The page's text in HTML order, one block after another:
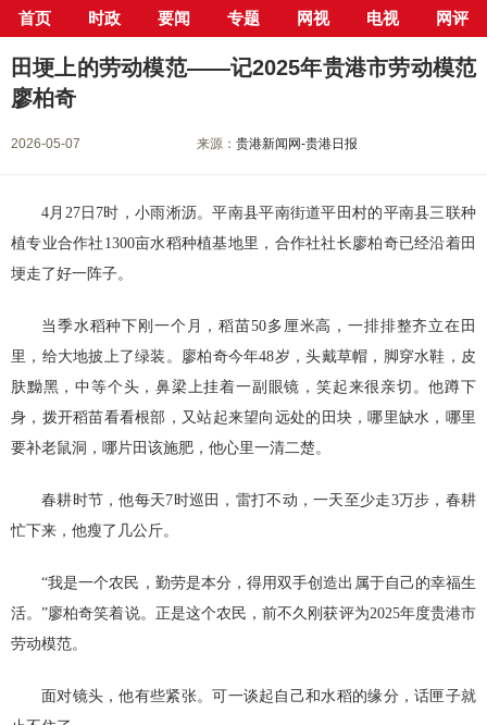
首页 时政 要闻 专题 网视 电视 网评
当前位置： 首页> 新闻中心> 要闻> 正文
田埂上的劳动模范——记2025年贵港市劳动模范
廖柏奇
2026-05-07 来源：贵港新闻网-贵港日报
4月27日7时，小雨淅沥。平南县平南街道平田村的平南县三联种
植专业合作社1300亩水稻种植基地里，合作社社长廖柏奇已经沿着田
埂走了好一阵子。
当季水稻种下刚一个月，稻苗50多厘米高，一排排整齐立在田
里，给大地披上了绿装。廖柏奇今年48岁，头戴草帽，脚穿水鞋，皮
肤黝黑，中等个头，鼻梁上挂着一副眼镜，笑起来很亲切。他蹲下
身，拨开稻苗看看根部，又站起来望向远处的田块，哪里缺水，哪里
要补老鼠洞，哪片田该施肥，他心里一清二楚。
春耕时节，他每天7时巡田，雷打不动，一天至少走3万步，春耕
忙下来，他瘦了几公斤。
“我是一个农民，勤劳是本分，得用双手创造出属于自己的幸福生
活。”廖柏奇笑着说。正是这个农民，前不久刚获评为2025年度贵港市
劳动模范。
面对镜头，他有些紧张。可一谈起自己和水稻的缘分，话匣子就